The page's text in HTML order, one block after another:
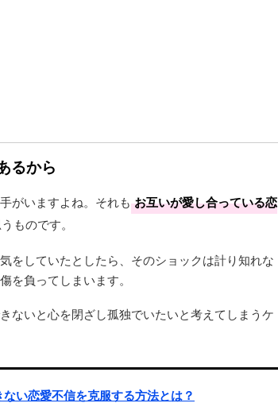
るから
がいますよね。それも お互いが愛し合っている恋
ものです。
をしていたとしたら、そのショックは計り知れな
負ってしまいます。
ないと心を閉ざし孤独でいたいと考えてしまうケ
い恋愛不信を克服する方法とは？